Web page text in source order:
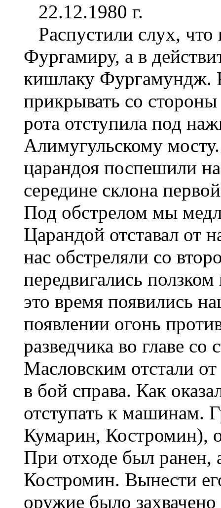
22.12.1980 г.
Распустили слух,
Фургамиру, а в
кишлаку Фургамундж.
прикрывать со
рота отступила под
Алимугульскому
царандоя поспешили
середине склона
Под обстрелом мы
Царандой отставал от
нас обстреляли со
передвигались
это время появились
появлении огонь
разведчика во главе
Масловским отстали
в бой справа. Как
отступать к машинам.
Кумарин, Костромин),
При отходе был ранен,
Костромин. Вынести
оружие было